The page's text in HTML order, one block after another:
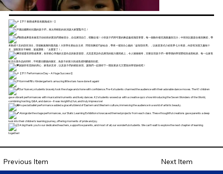
【7/11 動態成果發表圓滿成功！】
麗喆國際幼兒園的孩子們，再次用精彩的表演讓大家驚豔不已！
動態成果發表會當天幼幼班的寶貝們勇敢登台，自信展現自己，萌翻全場！小班孩子們用可愛的舞姿贏得滿堂掌聲，每一個動作都充滿童趣與活力；中班則以樂器合奏與舞蹈，帶
來動感十足的節目演出，現場氣氛嗨到最高點！大班學生更結合主持、問答與舞蹈巧妙結合，帶來一場別出心裁的「益智節目秀」，以創意形式介紹世界七大奇蹟，內容有深度又趣味十
足，讓觀眾目不轉睛，連連讚嘆：「太厲害了！」
現場還有靜態成果展，各班精心準備的主題作品與創意發想，尤其是英語作品展現的能力躍然紙上，令人嘖嘖稱奇，完整呈現孩子們一整學期的學習歷程與成長軌跡。每一位家長
駐足欣賞作品的同時，不時露出驕傲的微笑，為孩子的努力與成長感到驕傲與欣慰。
謝謝所有老師的用心、家長的支持，以及孩子們的精彩表現。讓我們一起期待下一階段更多元又豐富的學習旅程吧！
【7/11 Performance Day – A Huge Success!】
Korrrnell Ritz Kindergarten’s amazing little stars have done it again!
Our Nursery students bravely took the stage and shone with confidence. Pre-K students charmed the audience with their adorable dance moves. The K1 children
gave vibrant performances with musical instruments and lively dances. K2 students wowed us with a creative quiz show introducing the Seven Wonders of the World,
combining hosting, Q&A, and dance – it was insightful, fun, and truly impressive!
A special ballet performance added a graceful blend of Eastern and Western culture, immersing the audience in a world of artistic beauty.
Alongside the stage performances, our Static Learning Exhibition showcased themed projects from each class. These thoughtful creations gave parents a deep
look into their children’s learning journey, offering moments of pride and joy.
A big thank you to our dedicated teachers, supportive parents, and most of all, our wonderful students. We can’t wait to explore the next chapter of learning
together!
Previous Item Next Item